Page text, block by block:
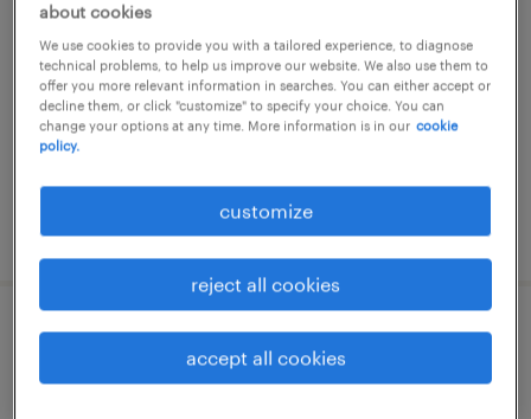
軽・普通車、普通免許、準中型免許
大阪府茨木市, 大阪府
temporary
¥1500.00 per hour
posted 22 october 2025
流通・サービス系の一般事務・oa事務
about cookies
We use cookies to provide you with a tailored experience, to diagnose
technical problems, to help us improve our website. We also use them to
offer you more relevant information in searches. You can either accept or
decline them, or click "customize" to specify your choice. You can
change your options at any time. More information is in our cookie
policy.
customize
reject all cookies
accept all cookies